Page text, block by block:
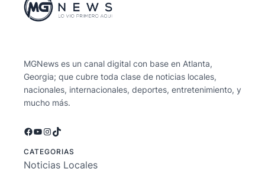
MGNews es un canal digital con base en Atlanta,
Georgia; que cubre toda clase de noticias locales,
nacionales, internacionales, deportes, entretenimiento, y
mucho más.
Facebook
YouTube
Instagram
TikTok
CATEGORIAS
Noticias Locales